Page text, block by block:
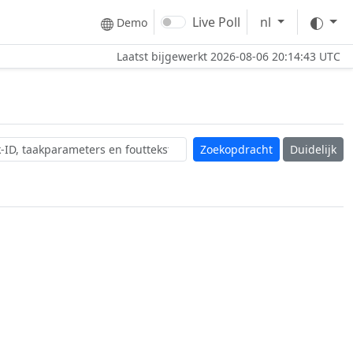
Demo Live Poll nl
Laatst bijgewerkt 2026-08-06 20:14:43 UTC
Duidelijk